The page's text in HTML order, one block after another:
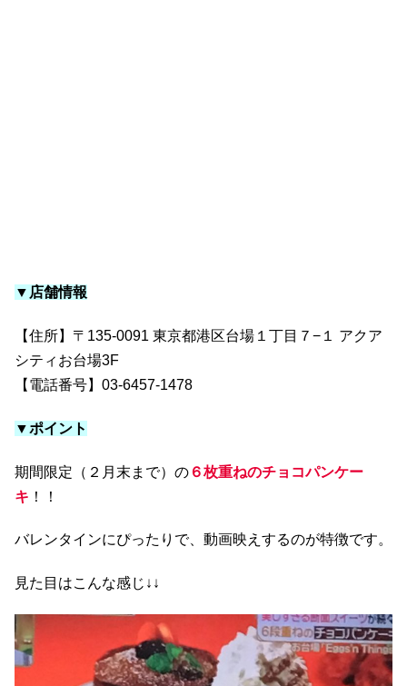
▼店舗情報
【住所】〒135-0091 東京都港区台場１丁目７−１ アクア
シティお台場3F
【電話番号】03-6457-1478
▼ポイント
期間限定（２月末まで）の ６枚重ねのチョコパンケー
キ ！！
バレンタインにぴったりで、動画映えするのが特徴です。
見た目はこんな感じ↓↓